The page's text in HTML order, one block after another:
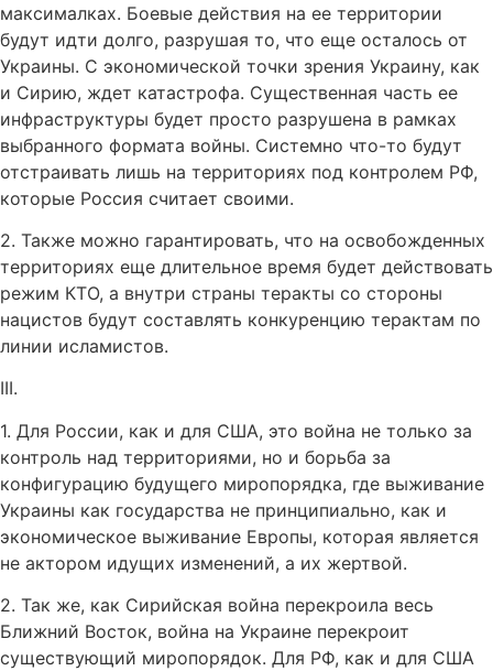
максималках. Боевые действия на ее территории
будут идти долго, разрушая то, что еще осталось от
Украины. С экономической точки зрения Украину, как
и Сирию, ждет катастрофа. Существенная часть ее
инфраструктуры будет просто разрушена в рамках
выбранного формата войны. Системно что-то будут
отстраивать лишь на территориях под контролем РФ,
которые Россия считает своими.
2. Также можно гарантировать, что на освобожденных
территориях еще длительное время будет действовать
режим КТО, а внутри страны теракты со стороны
нацистов будут составлять конкуренцию терактам по
линии исламистов.
III.
1. Для России, как и для США, это война не только за
контроль над территориями, но и борьба за
конфигурацию будущего миропорядка, где выживание
Украины как государства не принципиально, как и
экономическое выживание Европы, которая является
не актором идущих изменений, а их жертвой.
2. Так же, как Сирийская война перекроила весь
Ближний Восток, война на Украине перекроит
существующий миропорядок. Для РФ, как и для США